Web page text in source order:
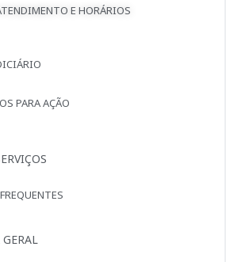
E HORÁRIOS
PARA AÇÃO